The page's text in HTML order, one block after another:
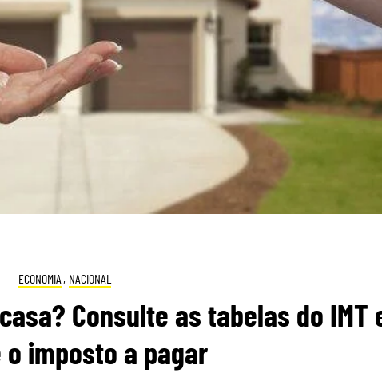
ECONOMIA , NACIONAL
Consulte as tabelas do IMT
imposto a pagar